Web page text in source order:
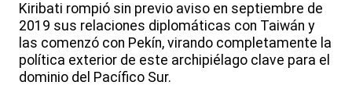
Kiribati rompió sin previo aviso en septiembre de
2019 sus relaciones diplomáticas con Taiwán y
las comenzó con Pekín, virando completamente la
política exterior de este archipiélago clave para el
dominio del Pacífico Sur.